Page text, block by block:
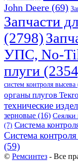
John Deere (69)
Запчасти
(2798)
УПС, No-
плуги
систем контроля высева
органы плугов
технические
зерновые (16) Сеялки
(7) Система
Система
(59)
© Ремсинтез - Все